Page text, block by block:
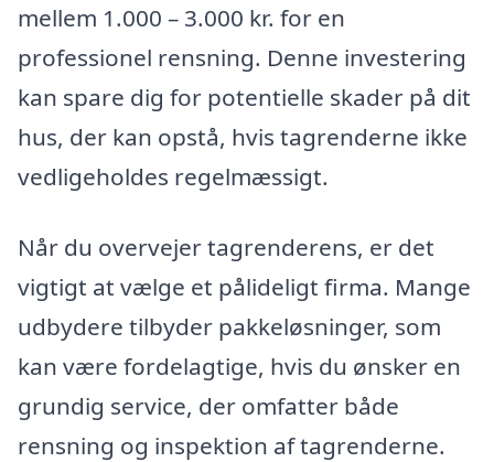
mellem 1.000 – 3.000 kr. for en
professionel rensning. Denne investering
kan spare dig for potentielle skader på dit
hus, der kan opstå, hvis tagrenderne ikke
vedligeholdes regelmæssigt.
Når du overvejer tagrenderens, er det
vigtigt at vælge et pålideligt firma. Mange
udbydere tilbyder pakkeløsninger, som
kan være fordelagtige, hvis du ønsker en
grundig service, der omfatter både
rensning og inspektion af tagrenderne.